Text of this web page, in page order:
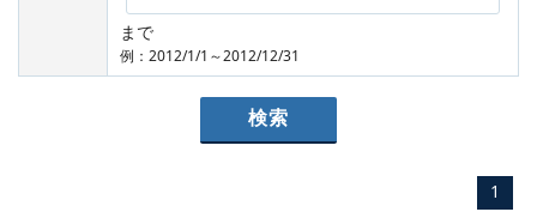
まで
例：2012/1/1～2012/12/31
1